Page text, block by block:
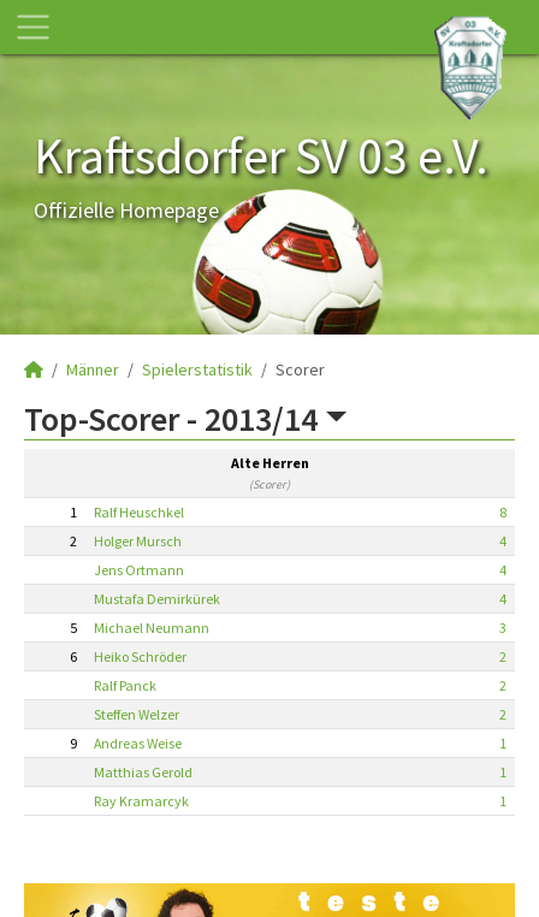
Kraftsdorfer SV 03 e.V.
Offizielle Homepage
Männer Spielerstatistik Scorer
Top-Scorer - 2013/14
Alte Herren
(Scorer)
1 Ralf Heuschkel
8
2
Holger Mursch
4
Jens Ortmann
4
Mustafa Demirkürek
4
5
Michael Neumann
3
6
Heiko Schröder
2
Ralf Panck
2
Steffen Welzer
2
9
Andreas Weise
1
Matthias Gerold
1
Ray Kramarcyk
1